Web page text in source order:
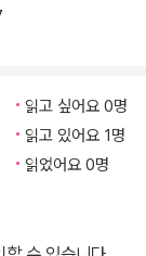
관련이 없는 질
운 사고력과 확장
려를 해주세요.
읽고 싶어요 0명
읽고 있어요 1명
읽었어요 0명